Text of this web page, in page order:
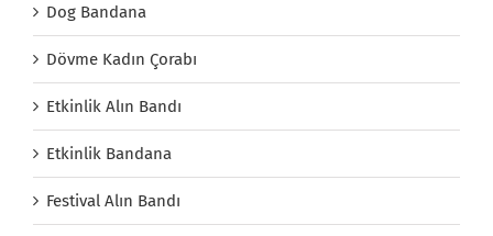
Dog Bandana
Dövme Kadın Çorabı
Etkinlik Alın Bandı
Etkinlik Bandana
Festival Alın Bandı